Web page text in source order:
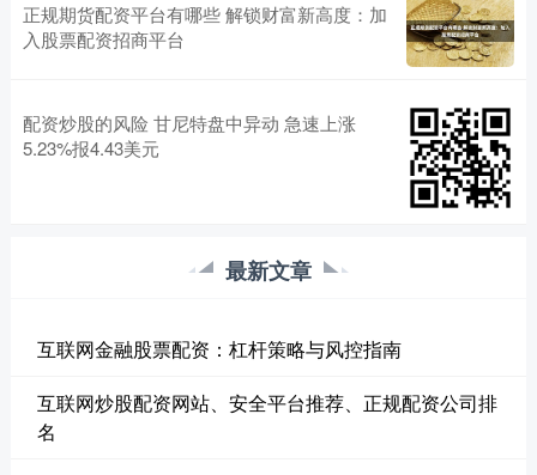
正规期货配资平台有哪些 解锁财富新高度：加
入股票配资招商平台
配资炒股的风险 甘尼特盘中异动 急速上涨
5.23%报4.43美元
最新文章
互联网金融股票配资：杠杆策略与风控指南
互联网炒股配资网站、安全平台推荐、正规配资公司排
名